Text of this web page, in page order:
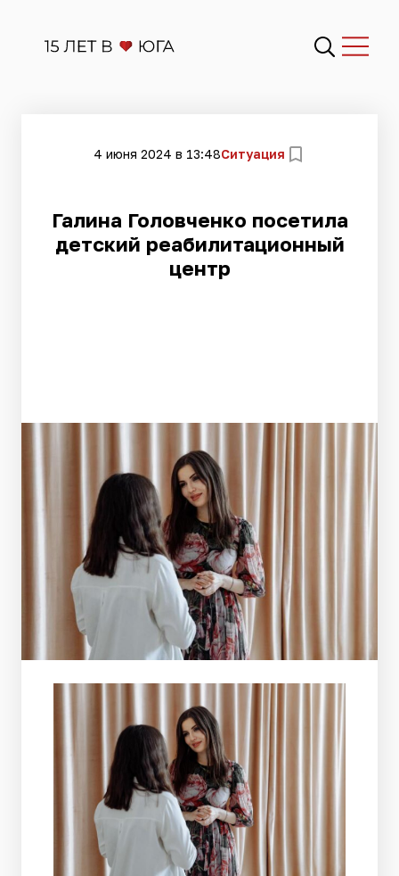
4 июня 2024 в 13:48Ситуация
Галина Головченко посетила
детский реабилитационный
центр